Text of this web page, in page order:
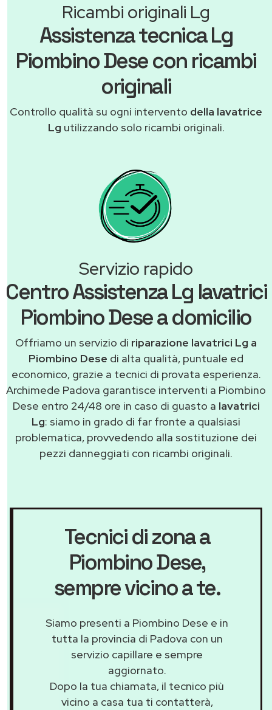
Ricambi originali Lg
Assistenza tecnica Lg
Piombino Dese con ricambi
originali
Controllo qualità su ogni intervento della lavatrice
Lg utilizzando solo ricambi originali.
Servizio rapido
Centro Assistenza Lg lavatrici
Piombino Dese a domicilio
Offriamo un servizio di riparazione lavatrici Lg a
Piombino Dese di alta qualità, puntuale ed
economico, grazie a tecnici di provata esperienza.
Archimede Padova garantisce interventi a Piombino
Dese entro 24/48 ore in caso di guasto a lavatrici
Lg: siamo in grado di far fronte a qualsiasi
problematica, provvedendo alla sostituzione dei
pezzi danneggiati con ricambi originali.
Tecnici di zona a
Piombino Dese,
sempre vicino a te.
Siamo presenti a Piombino Dese e in
tutta la provincia di Padova con un
servizio capillare e sempre
aggiornato.
Dopo la tua chiamata, il tecnico più
vicino a casa tua ti contatterà,